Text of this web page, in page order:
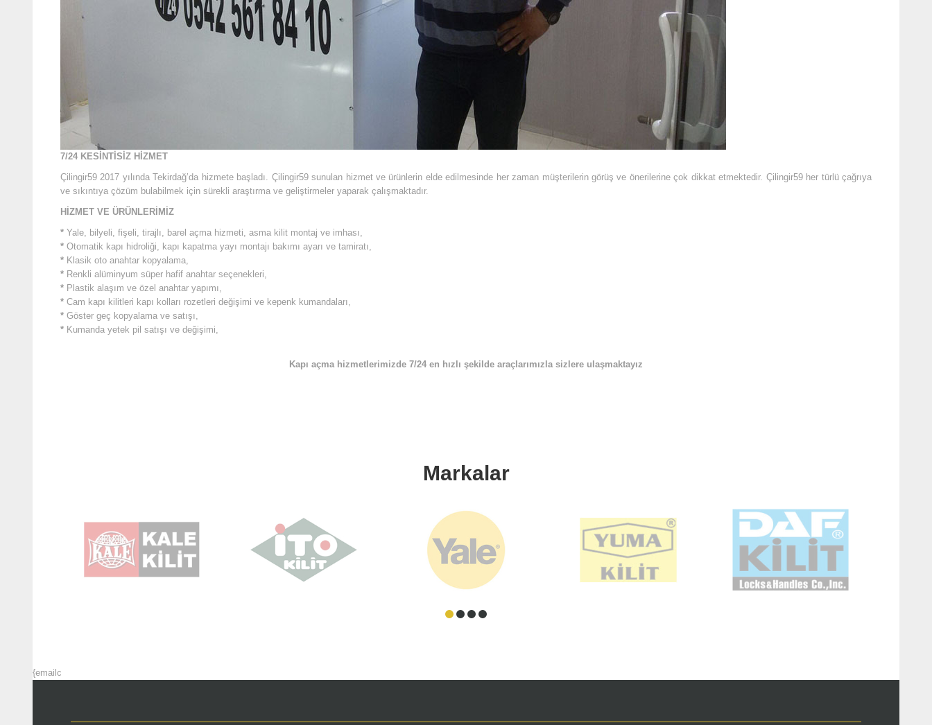
7/24 KESİNTİSİZ HİZMET
Çilingir59 2017 yılında Tekirdağ’da hizmete başladı. Çilingir59 sunulan hizmet ve ürünlerin elde edilmesinde her zaman müşterilerin görüş ve önerilerine çok dikkat etmektedir. Çilingir59 her türlü çağrıya
ve sıkıntıya çözüm bulabilmek için sürekli araştırma ve geliştirmeler yaparak çalışmaktadır.
HİZMET VE ÜRÜNLERİMİZ
* Yale, bilyeli, fişeli, tirajlı, barel açma hizmeti, asma kilit montaj ve imhası,
* Otomatik kapı hidroliği, kapı kapatma yayı montajı bakımı ayarı ve tamiratı,
* Klasik oto anahtar kopyalama,
* Renkli alüminyum süper hafif anahtar seçenekleri,
* Plastik alaşım ve özel anahtar yapımı,
* Cam kapı kilitleri kapı kolları rozetleri değişimi ve kepenk kumandaları,
* Göster geç kopyalama ve satışı,
* Kumanda yetek pil satışı ve değişimi,
Kapı açma hizmetlerimizde 7/24 en hızlı şekilde araçlarımızla sizlere ulaşmaktayız
Markalar
{emailc